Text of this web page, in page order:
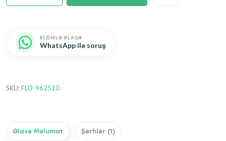
BİZİMLƏ ƏLAQƏ
WhatsApp ilə soruş
SKU:FLO-962510
Əlavə Məlumat Şərhlər (1)